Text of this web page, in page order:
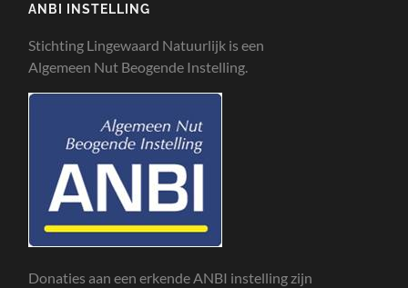
ANBI INSTELLING
Stichting Lingewaard Natuurlijk is een
Algemeen Nut Beogende Instelling.
Donaties aan een erkende ANBI instelling zijn